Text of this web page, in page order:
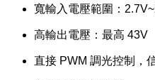
寬輸入電壓範圍：
高輸出電壓：最高 43V
直接 PWM 調光控制，